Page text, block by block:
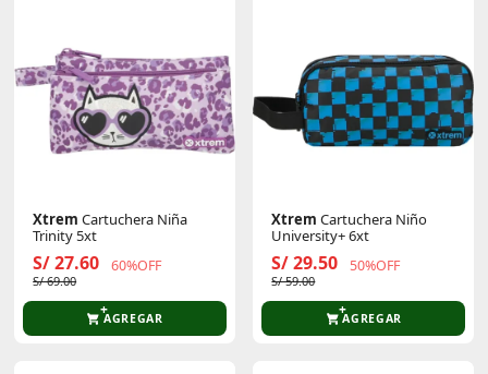
Xtrem Cartuchera Niña
Trinity 5xt
S/ 27.60 60%OFF
S/ 69.00
AGREGAR
Xtrem Cartuchera Niño
University+ 6xt
S/ 29.50 50%OFF
S/ 59.00
AGREGAR